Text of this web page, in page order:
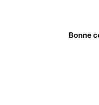
Bonne